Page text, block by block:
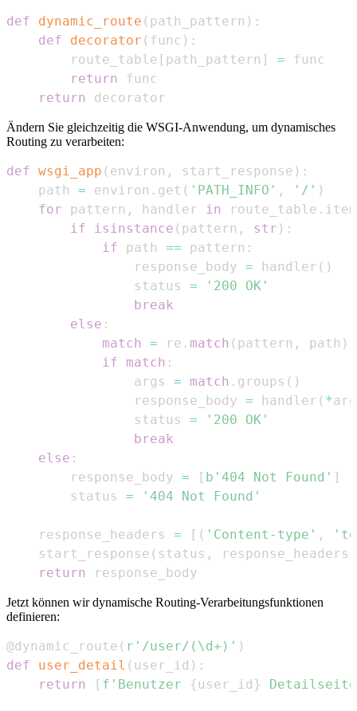
def dynamic_route ( path_pattern ) :
def
decorator ( func ) :
        route_table
[ path_pattern ] =
return
return
decorator
Ändern Sie gleichzeitig die WSGI-Anwendung, um dynamisches
Routing zu verarbeiten:
def wsgi_app ( environ , start_response ) :
    path
= environ . get ( 'PATH_INFO' , '/' )
for pattern , handler in route_table .
if
isinstance ( pattern , str ) :
if path == pattern :
                response_body
= handler ( )
                status
=
'200 OK'
break
else :
match
= re . match ( pattern , path )
if
match :
                args
= match . groups ( )
                response_body
= handler ( *
                status
=
'200 OK'
break
else :
        response_body
= [ b'404 Not Found' ]
        status
= '404 Not Found'
    response_headers
= [ ( 'Content-type' ,
    start_response
( status , response_headers
return
response_body
Jetzt können wir dynamische Routing-Verarbeitungsfunktionen
definieren:
@dynamic_route ( r'/user/(\d+)' )
def
user_detail ( user_id ) :
return
[ f'Benutzer {user_id }